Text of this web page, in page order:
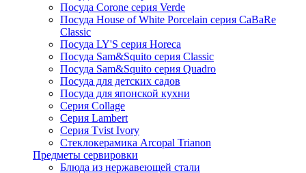
Посуда Corone серия Verde
Посуда House of White Porcelain серия CaBaRe
Classic
Посуда LY'S серия Horeca
Посуда Sam&Squito серия Classic
Посуда Sam&Squito серия Quadro
Посуда для детских садов
Посуда для японской кухни
Серия Collage
Серия Lambert
Серия Tvist Ivory
Стеклокерамика Arcopal Trianon
Предметы сервировки
Блюда из нержавеющей стали